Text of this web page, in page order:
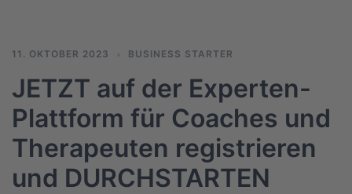
11. OKTOBER 2023 BUSINESS STARTER
JETZT auf der Experten-
Plattform für Coaches und
Therapeuten registrieren
und DURCHSTARTEN